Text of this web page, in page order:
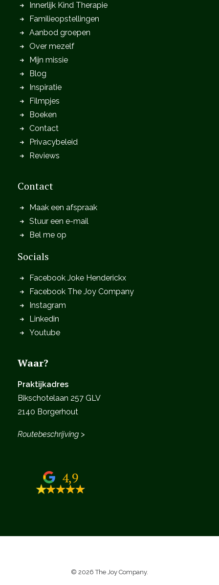
Innerlijk Kind Therapie
Familieopstellingen
Aanbod groepen
Over mezelf
Mijn missie
Blog
Inspiratie
Filmpjes
Boeken
Contact
Privacybeleid
Reviews
Contact
Maak een afspraak
Stuur een e-mail
Bel me op
Socials
Facebook Joke Henderickx
Facebook The Joy Company
Instagram
Linkedin
Youtube
Waar?
Praktijkadres
Bikschotelaan 257 GLV
2140 Borgerhout
Routebeschrijving >
4,9
© 2026 The Joy Company.